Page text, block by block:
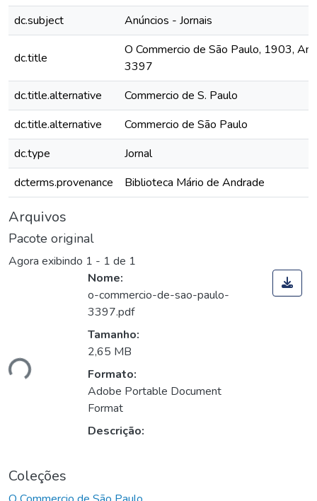
dc.subject
Anúncios - Jornais
dc.title
O Commercio de São Paulo, 1903,
3397
dc.title.alternative
Commercio de S. Paulo
dc.title.alternative
Commercio de São Paulo
dc.type
Jornal
dcterms.provenance
Biblioteca Mário de Andrade
Arquivos
Pacote original
Agora exibindo 1 - 1 de 1
Nome:
o-commercio-de-sao-paulo-
3397.pdf
Tamanho:
2,65 MB
Formato:
Adobe Portable Document
Format
Descrição:
Coleções